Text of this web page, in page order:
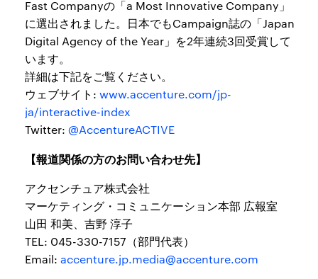
Fast Companyの「a Most Innovative Company」
に選出されました。日本でもCampaign誌の「Japan
Digital Agency of the Year」を2年連続3回受賞して
います。
詳細は下記をご覧ください。
ウェブサイト: www.accenture.com/jp-
ja/interactive-index
Twitter: @AccentureACTIVE
【報道関係の方のお問い合わせ先】
アクセンチュア株式会社
マーケティング・コミュニケーション本部 広報室
山田 和美、吉野 淳子
TEL: 045-330-7157（部門代表）
Email: accenture.jp.media@accenture.com